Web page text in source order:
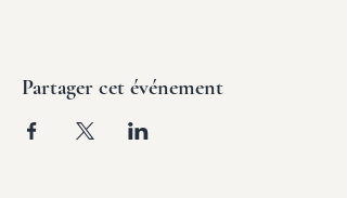
Partager cet événement